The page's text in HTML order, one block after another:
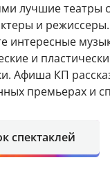
лучшие театры
и
интересные
и
Афиша КП
премьерах и
спектаклей